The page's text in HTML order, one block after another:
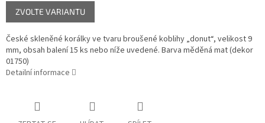
cena:
ZVOLTE VARIANTU
České skleněné korálky ve tvaru broušené koblihy „donut“, velikost 9
mm, obsah balení 15 ks nebo níže uvedené. Barva měděná mat (dekor
01750)
Detailní informace